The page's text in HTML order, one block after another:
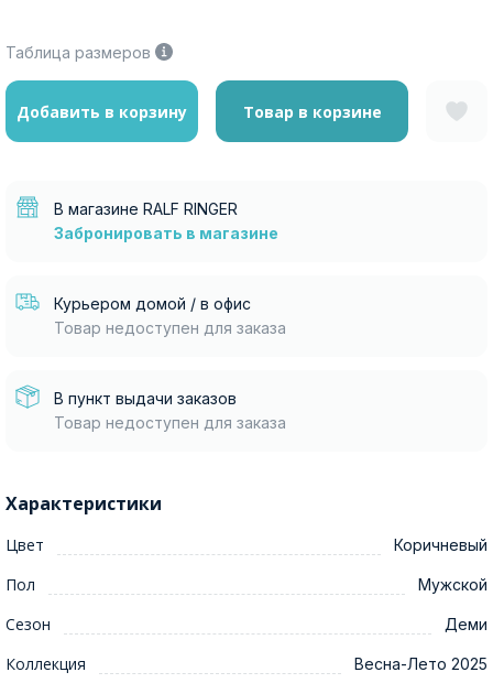
Таблица размеров
Добавить в корзину Товар в корзине
В магазине RALF RINGER
Забронировать в магазине
Курьером домой / в офис
Товар недоступен для заказа
В пункт выдачи заказов
Товар недоступен для заказа
Характеристики
Цвет Коричневый
Пол Мужской
Сезон Деми
Коллекция Весна-Лето 2025